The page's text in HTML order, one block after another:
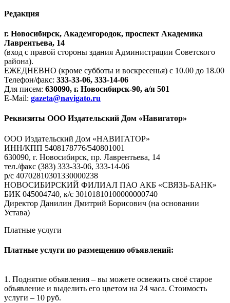
Редакция
г. Новосибирск, Академгородок, проспект Академика
Лаврентьева, 14
(вход с правой стороны здания Администрации Советского
района).
ЕЖЕДНЕВНО (кроме субботы и воскресенья) с 10.00 до 18.00
Телефон/факс: 333-33-06, 333-14-06
Для писем: 630090, г. Новосибирск-90, а/я 501
E-Mail: gazeta@navigato.ru
Реквизиты ООО Издательский Дом «Навигатор»
ООО Издательский Дом «НАВИГАТОР»
ИНН/КПП 5408178776/540801001
630090, г. Новосибирск, пр. Лаврентьева, 14
тел./факс (383) 333-33-06, 333-14-06
р/с 40702810301330000238
НОВОСИБИРСКИЙ ФИЛИАЛ ПАО АКБ «СВЯЗЬ-БАНК»
БИК 045004740, к/с 30101810100000000740
Директор Данилин Дмитрий Борисович (на основании
Устава)
Платные услуги
Платные услуги по размещению объявлений:
1. Поднятие объявления – вы можете освежить своё старое
объявление и выделить его цветом на 24 часа. Стоимость
услуги – 10 руб.